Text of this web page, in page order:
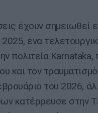
έχουν σημειωθεί
ένα
πολιτεία
και τον
του 2026,
κατέρρευσε στην